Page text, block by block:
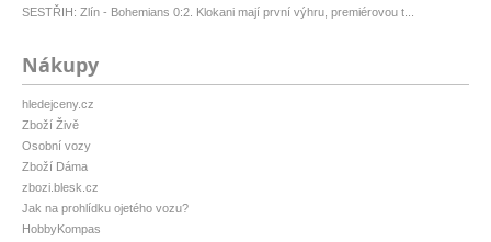
SESTŘIH: Zlín - Bohemians 0:2. Klokani mají první výhru, premiérovou t...
Nákupy
hledejceny.cz
Zboží Živě
Osobní vozy
Zboží Dáma
zbozi.blesk.cz
Jak na prohlídku ojetého vozu?
HobbyKompas